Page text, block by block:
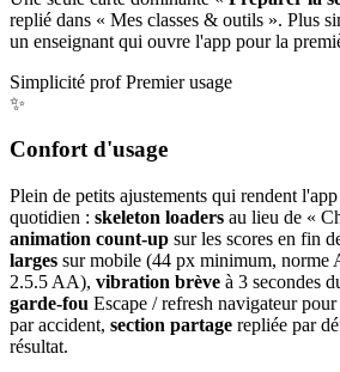
replié dans « Mes classes & outils ». Plus
un enseignant qui ouvre l'app pour la
Simplicité prof Premier usage
✨
Confort d'usage
Plein de petits ajustements qui rendent
quotidien : skeleton loaders au lieu de «
animation count-up sur les scores en fin
larges sur mobile (44 px minimum,
2.5.5 AA), vibration brève à 3 secondes
garde-fou Escape / refresh navigateur
par accident, section partage repliée par
résultat.